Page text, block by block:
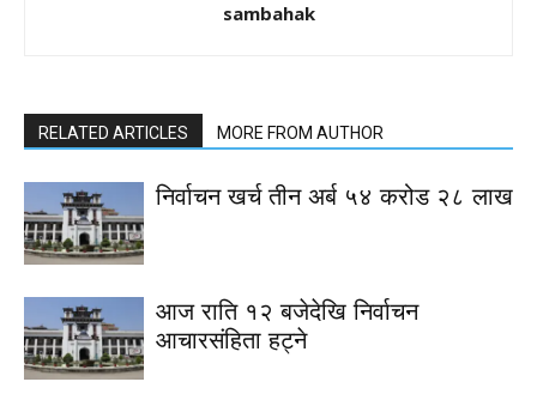
sambahak
RELATED ARTICLES MORE FROM AUTHOR
निर्वाचन खर्च तीन अर्ब ५४ करोड २८ लाख
आज राति १२ बजेदेखि निर्वाचन
आचारसंहिता हट्ने